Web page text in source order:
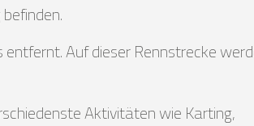
Auf dieser Rennstrecke
Aktivitäten wie Karting,